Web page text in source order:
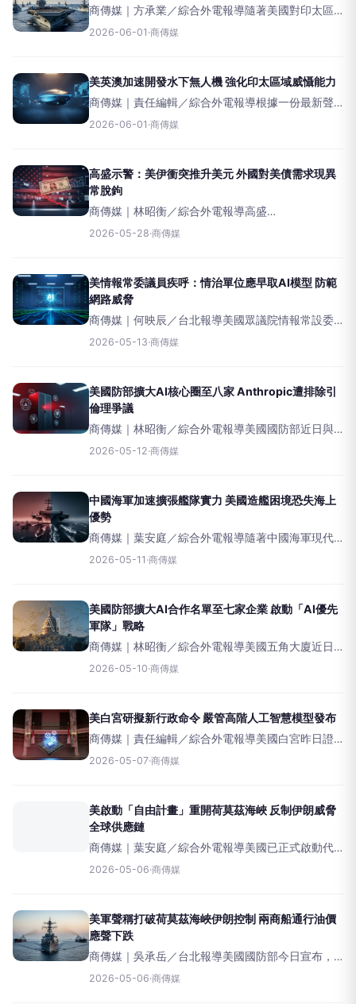
商傳媒｜方承業／綜合外電報導隨著美國對印太區
域策略的疑慮加深，以及中國軍事實力的快速崛
2026-06-01 ·商傳媒
美英澳加速開發水下無人機 強化印太區域威懾能力
商傳媒｜責任編輯／綜合外電報導根據一份最新聲
明，美國、英國和澳洲已承諾共同開發水下無人機
「第二支
2026-06-01 ·商傳媒
高盛示警：美伊衝突推升美元 外國對美債需求現異
常脫鉤
商傳媒｜林昭衡／綜合外電報導高盛
（GoldmanSachs）分析師發布最新報告指出，美
脫鉤現象。
2026-05-28·商傳媒
美情報常委議員疾呼：情治單位應早取AI模型 防範
網路威脅
商傳媒｜何映辰／台北報導美國眾議院情報常設委
員會（HouseIntelligenceCommittee）的民主黨資
2026-05-13·商傳媒
美國防部擴大AI核心圈至八家 Anthropic遭排除引
倫理爭議
商傳媒｜林昭衡／綜合外電報導美國國防部近日與
八家頂尖人工智慧（AI）科技公司簽署新合作協
挑戰。然而
2026-05-12·商傳媒
中國海軍加速擴張艦隊實力 美國造艦困境恐失海上
優勢
商傳媒｜葉安庭／綜合外電報導隨著中國海軍現代
化進程加速，美國海軍正持續面臨造艦能力與艦隊
2026-05-11 ·商傳媒
美國防部擴大AI合作名單至七家企業 啟動「AI優先
軍隊」戰略
商傳媒｜林昭衡／綜合外電報導美國五角大廈近日
宣布與多家領先的人工智慧（AI）企業簽署新協
支「AI優先
2026-05-10·商傳媒
美白宮研擬新行政命令 嚴管高階人工智慧模型發布
商傳媒｜責任編輯／綜合外電報導美國白宮昨日證
實，正積極研擬一項行政命令，旨在賦予政府權
川普政府在AI監
2026-05-07·商傳媒
美啟動「自由計畫」重開荷莫茲海峽 反制伊朗威脅
全球供應鏈
商傳媒｜葉安庭／綜合外電報導美國已正式啟動代
號為「自由計畫」（ProjectFreedom）的軍事行
2026-05-06·商傳媒
美軍聲稱打破荷莫茲海峽伊朗控制 兩商船通行油價
應聲下跌
商傳媒｜吳承岳／台北報導美國國防部今日宣布，
美軍已成功透過「自由計畫」（ProjectFreedom）
2026-05-06·商傳媒